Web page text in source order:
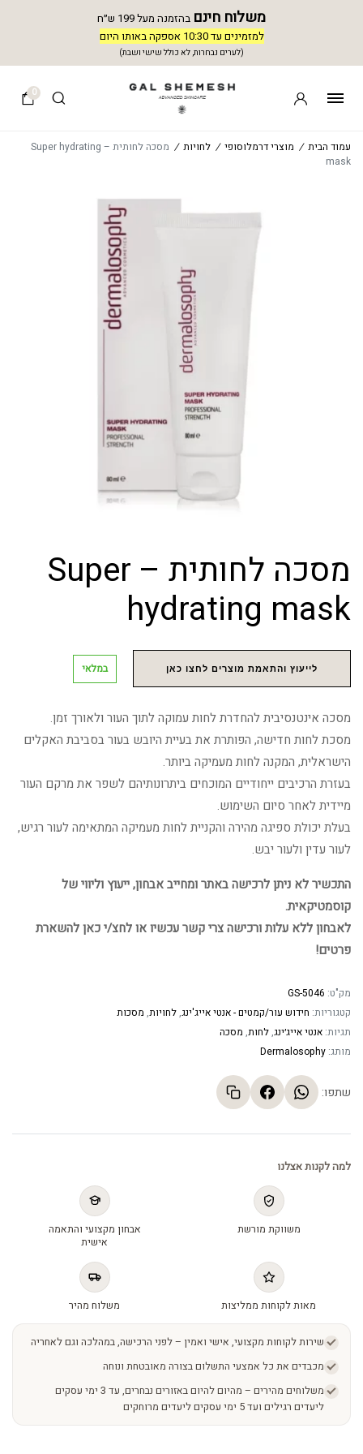
משלוח חינם בהזמנה מעל 199 ש״ח
למזמינים עד 10:30 אספקה באותו היום
(לערים נבחרות, לא כולל שישי ושבת)
0
עמוד הבית / מוצרי דרמלוסופי / לחויות /
מסכה לחותית – Super hydrating
mask
מסכה לחותית – Super
hydrating mask
לייעוץ והתאמת מוצרים לחצו כאן במלאי
מסכה אינטנסיבית להחדרת לחות עמוקה לתוך העור ולאורך זמן.
מסכת לחות חדישה, הפותרת את בעיית היובש בעור בסביבת האקלים
הישראלית, המקנה לחות מעמיקה ביותר.
בעזרת הרכיבים ייחודיים המוכחים ביתרונותיהם לשפר את מרקם העור
מיידית לאחר סיום השימוש.
בעלת יכולת ספיגה מהירה והקניית לחות מעמיקה המתאימה לעור רגיש,
לעור עדין ולעור יבש.
התכשיר לא ניתן לרכישה באתר ומחייב אבחון, ייעוץ וליווי של
קוסמטיקאית.
לאבחון ללא עלות ורכישה צרי קשר עכשיו או לחצ/י כאן להשארת
פרטים!
מק"ט: GS-5046
קטגוריות: חידוש עור/קמטים - אנטי אייג'ינג,לחויות, מסכות
תגיות: אנטי אייג׳ינג,לחות, מסכה
מותג: Dermalosophy
שתפו:
למה לקנות אצלנו
משווקת מורשת
אבחון מקצועי והתאמה
אישית
מאות לקוחות ממליצות משלוח מהיר
שירות לקוחות מקצועי, אישי ואמין – לפני הרכישה, במהלכה וגם לאחריה
מכבדים את כל אמצעי התשלום בצורה מאובטחת ונוחה
משלוחים מהירים – מהיום להיום באזורים נבחרים, עד 3 ימי עסקים
ליעדים רגילים ועד 5 ימי עסקים ליעדים מרוחקים